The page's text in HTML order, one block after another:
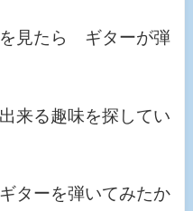
見たら ギターが弾
来る趣味を探してい
ターを弾いてみたか